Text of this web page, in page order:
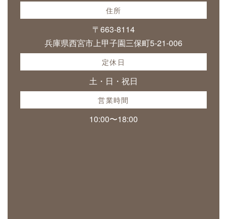
住所
〒663-8114
兵庫県西宮市上甲子園三保町5-21-006
定休日
土・日・祝日
営業時間
10:00〜18:00